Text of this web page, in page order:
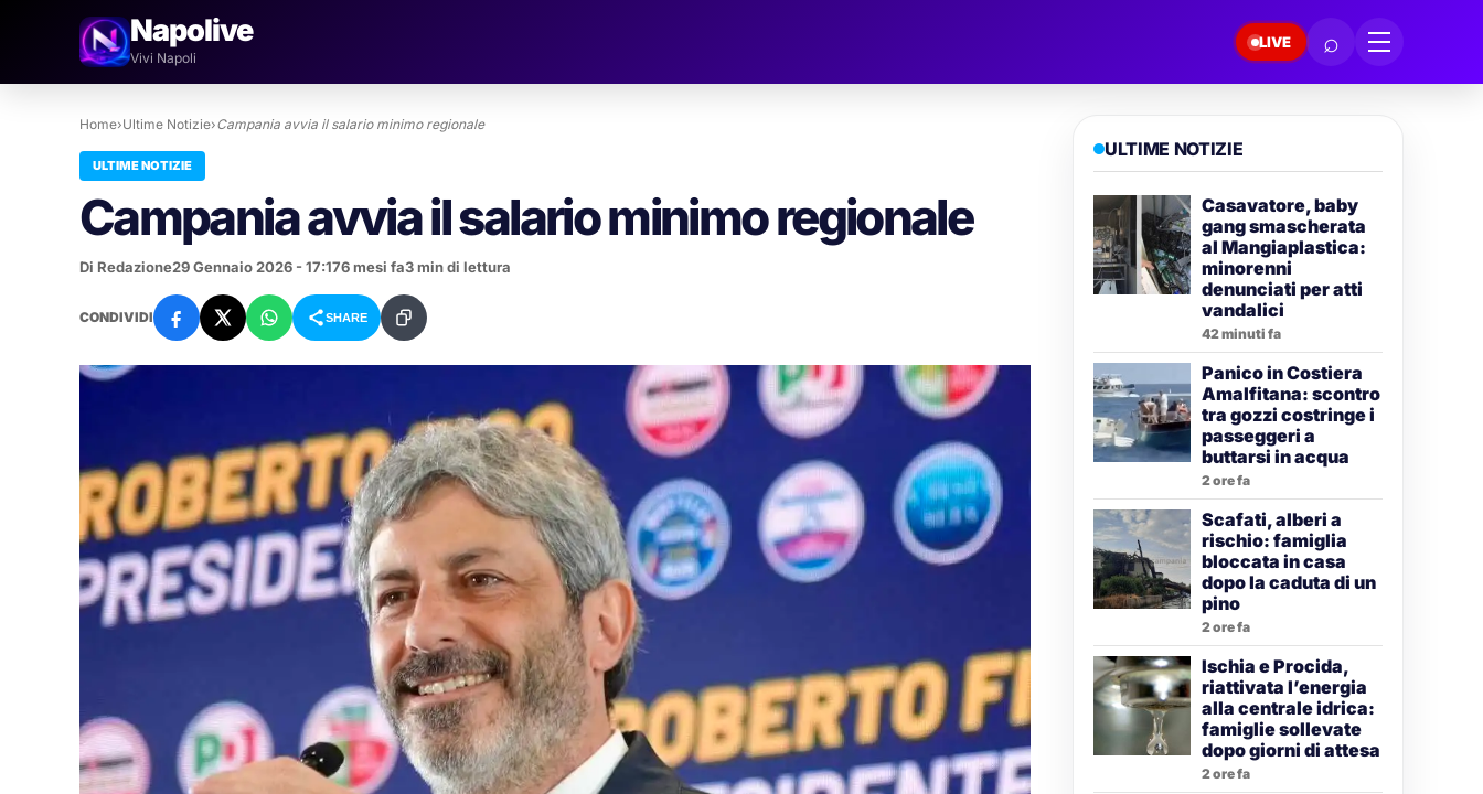
Napolive
Vivi Napoli
LIVE ⌕
Home›Ultime Notizie›Campania avvia il salario minimo regionale
ULTIME NOTIZIE
Campania avvia il salario minimo regionale
Di Redazione29 Gennaio 2026 - 17:176 mesi fa3 min di lettura
CONDIVIDI SHARE
ULTIME NOTIZIE
Casavatore, baby
gang smascherata
al Mangiaplastica:
minorenni
denunciati per atti
vandalici
42 minuti fa
Panico in Costiera
Amalfitana: scontro
tra gozzi costringe i
passeggeri a
buttarsi in acqua
2 ore fa
Scafati, alberi a
rischio: famiglia
bloccata in casa
dopo la caduta di un
pino
2 ore fa
Ischia e Procida,
riattivata l’energia
alla centrale idrica:
famiglie sollevate
dopo giorni di attesa
2 ore fa